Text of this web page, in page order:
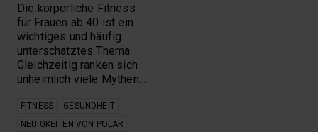
Die körperliche Fitness
für Frauen ab 40 ist ein
wichtiges und häufig
unterschätztes Thema.
Gleichzeitig ranken sich
unheimlich viele Mythen…
FITNESS
GESUNDHEIT
NEUIGKEITEN VON POLAR